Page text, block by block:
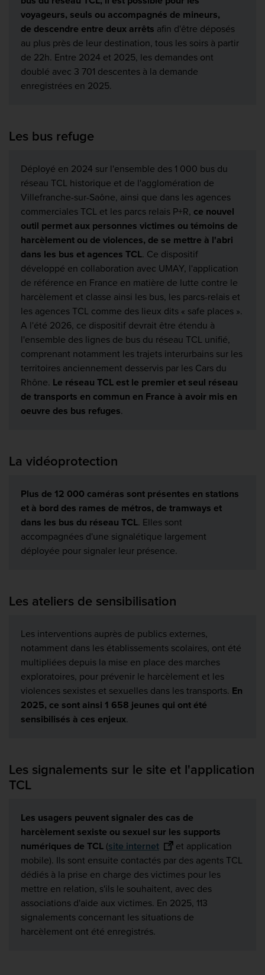
voyageurs, seuls ou accompagnés de mineurs,
de descendre entre deux arrêts afin d'être déposés
au plus près de leur destination, tous les soirs à partir
de 22h. Entre 2024 et 2025, les demandes ont
doublé avec 3 701 descentes à la demande
enregistrées en 2025.
Les bus refuge
Déployé en 2024 sur l'ensemble des 1 000 bus du
réseau TCL historique et de l'agglomération de
Villefranche-sur-Saône, ainsi que dans les agences
commerciales TCL et les parcs relais P+R, ce nouvel
outil permet aux personnes victimes ou témoins de
harcèlement ou de violences, de se mettre à l'abri
dans les bus et agences TCL. Ce dispositif
développé en collaboration avec UMAY, l'application
de référence en France en matière de lutte contre le
harcèlement et classe ainsi les bus, les parcs-relais et
les agences TCL comme des lieux dits « safe places ».
A l'été 2026, ce dispositif devrait être étendu à
l'ensemble des lignes de bus du réseau TCL unifié,
comprenant notamment les trajets interurbains sur les
territoires anciennement desservis par les Cars du
Rhône. Le réseau TCL est le premier et seul réseau
de transports en commun en France à avoir mis en
oeuvre des bus refuges.
La vidéoprotection
Plus de 12 000 caméras sont présentes en stations
et à bord des rames de métros, de tramways et
dans les bus du réseau TCL. Elles sont
accompagnées d'une signalétique largement
déployée pour signaler leur présence.
Les ateliers de sensibilisation
Les interventions auprès de publics externes,
notamment dans les établissements scolaires, ont été
multipliées depuis la mise en place des marches
exploratoires, pour prévenir le harcèlement et les
violences sexistes et sexuelles dans les transports. En
2025, ce sont ainsi 1 658 jeunes qui ont été
sensibilisés à ces enjeux.
Les signalements sur le site et l'application
TCL
Les usagers peuvent signaler des cas de
harcèlement sexiste ou sexuel sur les supports
numériques de TCL (site internet
et application
mobile). Ils sont ensuite contactés par des agents TCL
dédiés à la prise en charge des victimes pour les
mettre en relation, s'ils le souhaitent, avec des
associations d'aide aux victimes. En 2025, 113
signalements concernant les situations de
harcèlement ont été enregistrés.